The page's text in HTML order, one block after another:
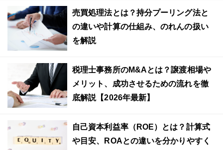
売買処理法とは？持分プーリング法と
の違いや計算の仕組み、のれんの扱い
を解説
税理士事務所のM&Aとは？譲渡相場や
メリット、成功させるための流れを徹
底解説【2026年最新】
自己資本利益率（ROE）とは？計算式
や目安、ROAとの違いを分かりやすく